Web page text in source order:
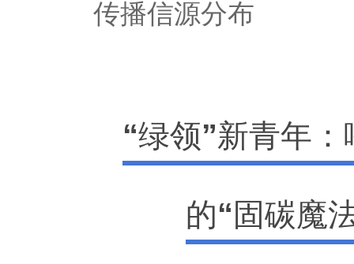
传播信源分布
“绿领”新青年
的“固碳魔